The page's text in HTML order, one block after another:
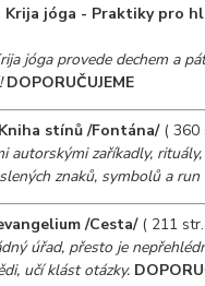
Krija jóga - Praktiky pro
jóga provede dechem a
DOPORUČUJEME
Kniha stínů /Fontána/( 360
zaříkadly, rituály,
znaků, symbolů a run
/Cesta/( 211 str.
úřad, přesto je
učí klást otázky.